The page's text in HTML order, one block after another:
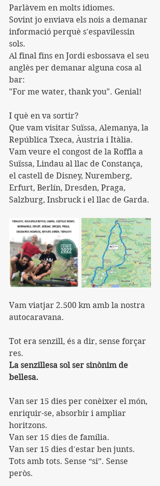
Parlàvem en molts idiomes.
Sovint jo enviava els nois a demanar
informació perquè s'espavilessin
sols.
Al final fins en Jordi esbossava el seu
anglès per demanar alguna cosa al
bar:
"For me water, thank you". Genial!
I què en va sortir?
Que vam visitar Suïssa, Alemanya, la
República Txeca, Àustria i Itàlia.
Vam veure el congost de la Roffla a
Suïssa, Lindau al llac de Constança,
el castell de Disney, Nuremberg,
Erfurt, Berlín, Dresden, Praga,
Salzburg, Insbruck i el llac de Garda.
Vam viatjar 2.500 km amb la nostra
autocaravana.
Tot era senzill, és a dir, sense forçar
res.
La senzillesa sol ser sinònim de
bellesa.
Van ser 15 dies per conèixer el món,
enriquir-se, absorbir i ampliar
horitzons.
Van ser 15 dies de família.
Van ser 15 dies d'estar ben junts.
Tots amb tots. Sense “si”. Sense
peròs.